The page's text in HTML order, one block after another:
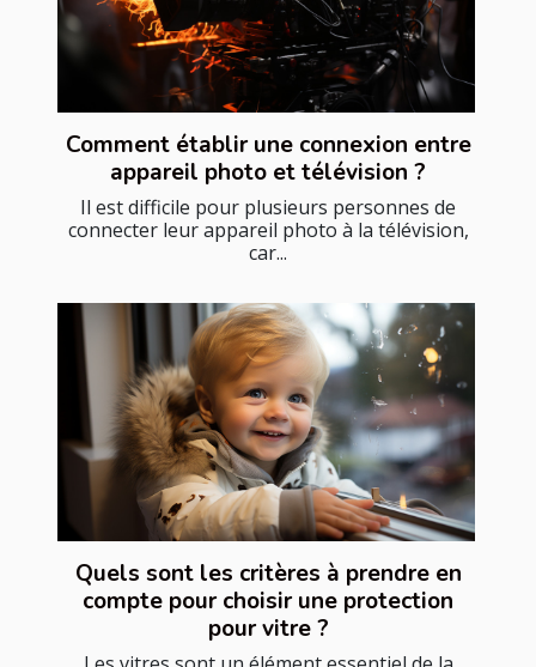
Comment établir une connexion entre
appareil photo et télévision ?
Il est difficile pour plusieurs personnes de
connecter leur appareil photo à la télévision,
car...
Quels sont les critères à prendre en
compte pour choisir une protection
pour vitre ?